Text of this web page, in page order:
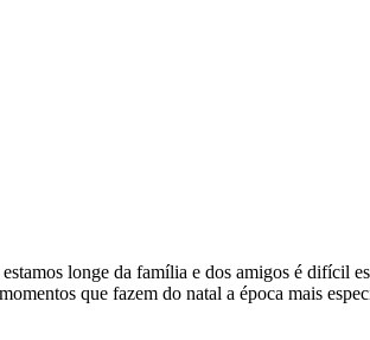
longe da família e dos amigos é difícil
que fazem do natal a época mais